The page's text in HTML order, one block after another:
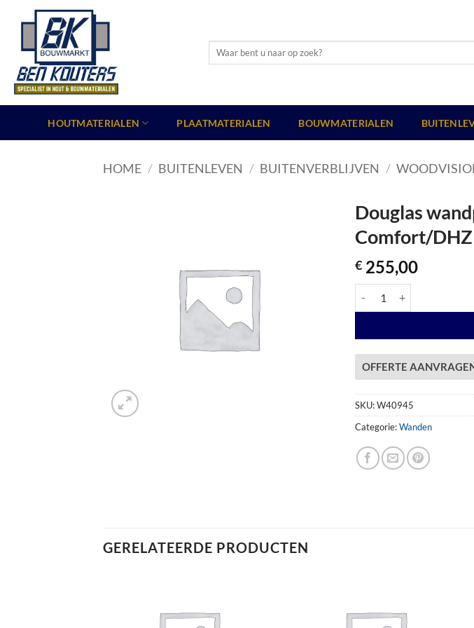
Zoeken
HOUTMATERIALEN PLAATMATERIALEN BOUWMATERIALEN
HOME / BUITENLEVEN / BUITENVERBLIJVEN /
Douglas
Comfort/DHZ
€ 255,00
OFFERTE
SKU:W40945
Categorie:Wanden
GERELATEERDE PRODUCTEN